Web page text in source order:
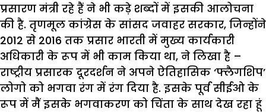
प्रसारण मंत्री रहे हैं ने भी कड़े शब्दों में इसकी आलोचना
की है. तृणमूल कांग्रेस के सांसद जवाहर सरकार, जिन्होंने
2012 से 2016 तक प्रसार भारती में मुख्य कार्यकारी
अधिकारी के रूप में भी काम किया था, ने लिखा है –
राष्ट्रीय प्रसारक दूरदर्शन ने अपने ऐतिहासिक ‘फ्लैगशिप’
लोगो को भगवा रंग में रंग दिया है. इसके पूर्व सीईओ के
रूप में मैं इसके भगवाकरण को चिंता के साथ देख रहा हूं